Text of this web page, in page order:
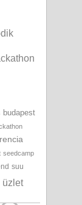
budapest
seedcamp
suu
üzlet